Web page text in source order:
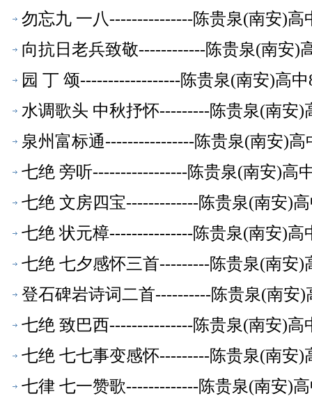
勿忘九 一八---------------陈贵泉(南安)高
向抗日老兵致敬------------陈贵泉(南安)
园 丁 颂------------------陈贵泉(南安)高
水调歌头 中秋抒怀---------陈贵泉(南安)
泉州富标通----------------陈贵泉(南安)高
七绝 旁听-----------------陈贵泉(南安)高
七绝 文房四宝-------------陈贵泉(南安)
七绝 状元樟---------------陈贵泉(南安)高
七绝 七夕感怀三首---------陈贵泉(南安)
登石碑岩诗词二首----------陈贵泉(南安)
七绝 致巴西---------------陈贵泉(南安)高
七绝 七七事变感怀---------陈贵泉(南安)
七律 七一赞歌-------------陈贵泉(南安)